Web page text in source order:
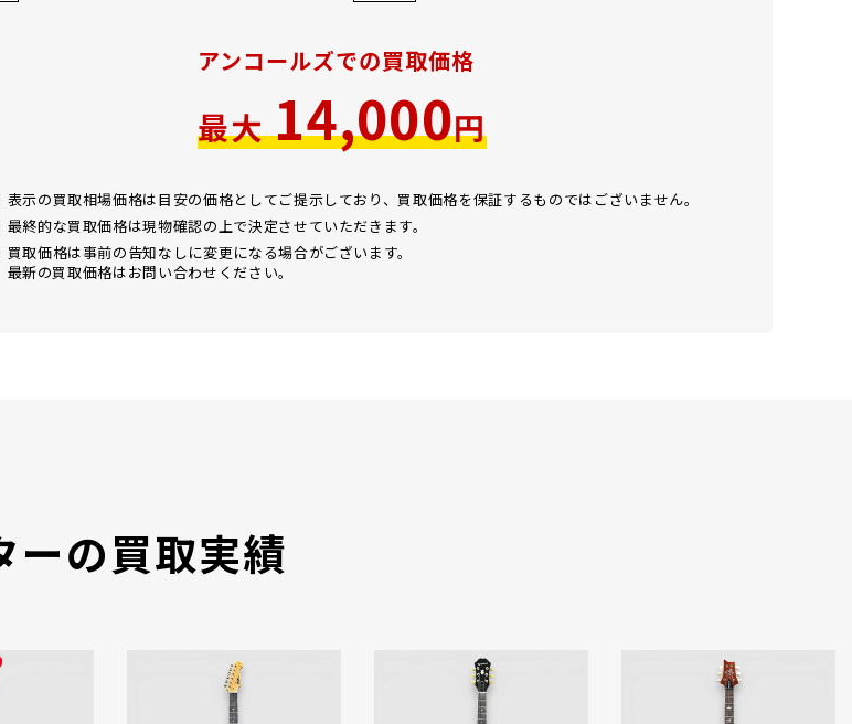
アンコールズでの買取価格
最大 14,000円
示の買取相場価格は目安の価格としてご提示しており、買取価格を保証するものではございません。
終的な買取価格は現物確認の上で決定させていただきます。
取価格は事前の告知なしに変更になる場合がございます。
最新の買取価格はお問い合わせください。
ーの買取実績